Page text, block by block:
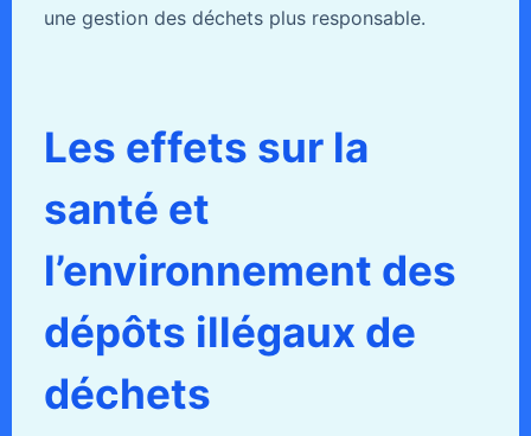
une gestion des déchets plus responsable.
Les effets sur la
santé et
l’environnement des
dépôts illégaux de
déchets